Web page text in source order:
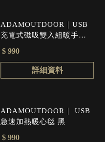
ADAMOUTDOOR｜USB
充電式磁吸雙入組暖手棒
$ 990
詳細資料
ADAMOUTDOOR｜ USB
急速加熱暖心毯 黑
$ 990